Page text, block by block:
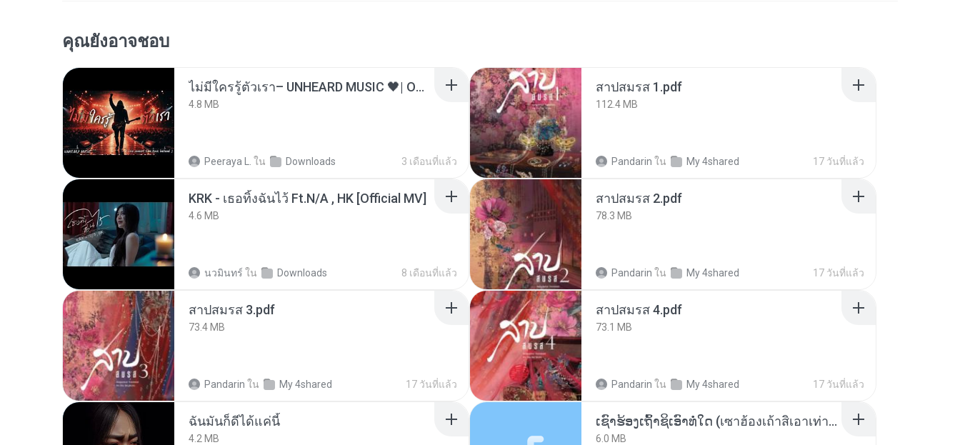
คุณยังอาจชอบ
ไม่มีใครรู้ตัวเรา– UNHEARD MUSIC 🖤| Official Lyric Video | เพลงสู้ชีวิต
4.8 MB
Peeraya L. ใน Downloads 3 เดือนที่แล้ว
สาปสมรส 1.pdf
112.4 MB
Pandarin ใน My 4shared 17 วันที่แล้ว
KRK - เธอทิ้งฉันไว้ Ft.N/A , HK [Official MV]
4.6 MB
นวมินทร์ ใน Downloads 8 เดือนที่แล้ว
สาปสมรส 2.pdf
78.3 MB
Pandarin ใน My 4shared 17 วันที่แล้ว
สาปสมรส 3.pdf
73.4 MB
Pandarin ใน My 4shared 17 วันที่แล้ว
สาปสมรส 4.pdf
73.1 MB
Pandarin ใน My 4shared 17 วันที่แล้ว
ฉันมันก็ดีได้แค่นี้
4.2 MB
ເຊົາຮ້ອງເຖົ້າຊິເອົາທໍ່ໃດ (เซาฮ้องเถ้าสิเอาเท่าใด) ບຸນເກີດ ຫນູຫ່ວງ ft. ໂສພາ ຈຸນທະລາ
6.0 MB